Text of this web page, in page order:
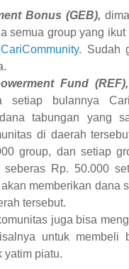
Bonus (GEB),
semua group yang ikut
CariCommunity. Sudah
Fund (REF),
setiap bulannya
tabungan yang
di daerah
group, dan setiap
seberas Rp. 50.000
memberikan dana
tersebut.
juga bisa
untuk membeli
yatim piatu.